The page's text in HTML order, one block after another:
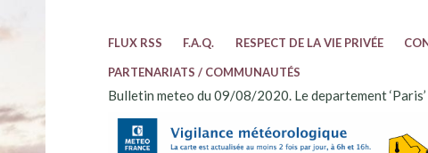
FLUX RSS
F.A.Q. RESPECT DE LA VIE PRIVÉE
PARTENARIATS / COMMUNAUTÉS
Bulletin meteo du 09/08/2020. Le departement